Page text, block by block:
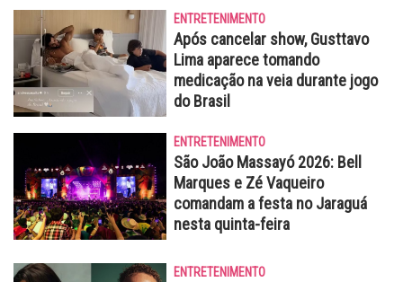
ENTRETENIMENTO
Após cancelar show, Gusttavo
Lima aparece tomando
medicação na veia durante jogo
do Brasil
ENTRETENIMENTO
São João Massayó 2026: Bell
Marques e Zé Vaqueiro
comandam a festa no Jaraguá
nesta quinta-feira
ENTRETENIMENTO